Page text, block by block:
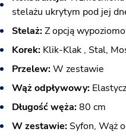
stelażu ukrytym pod jej
Stelaż:Z opcją
Korek: Klik-Klak , Stal,
Przelew:W zestawie
Wąż odpływowy:
Długość węża:80 cm
W zestawie: Syfon, Wąż